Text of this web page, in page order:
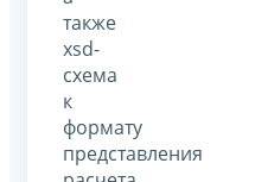
также
xsd-
схема
к
формату
представления